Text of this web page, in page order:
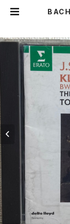
N】